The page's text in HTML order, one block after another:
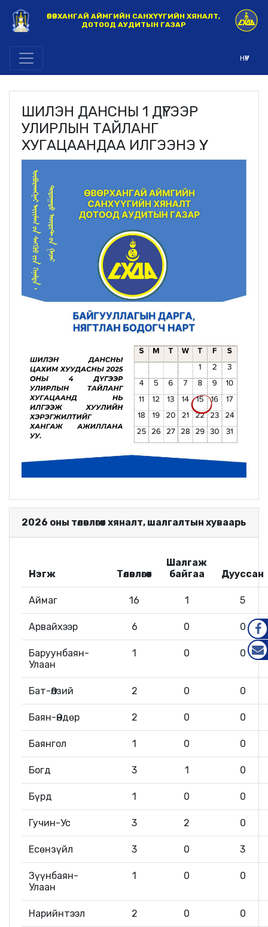
ӨВӨРХАНГАЙ АЙМГИЙН САНХҮҮГИЙН ХЯНАЛТ,
ДОТООД АУДИТЫН ГАЗАР
НҮҮР
ШИЛЭН ДАНСНЫ 1 ДҮГЭЭР
УЛИРЛЫН ТАЙЛАНГ
ХУГАЦААНДАА ИЛГЭЭНЭ ҮҮ.
2026 оны төлөвлөгөөт хяналт, шалгалтын хуваарь
Нэгж Төлөвлөгөөт
Шалгаж
байгаа
Дууссан
Аймаг 16 1 5
Арвайхээр 6 0 0
Баруунбаян-
Улаан
1 0 0
Бат-Өлзий 2 0 0
Баян-Өндөр 2 0 0
Баянгол 1 0 0
Богд 3 1 0
Бүрд 1 0 0
Гучин-Ус 3 2 0
Есөнзүйл 3 0 3
Зүүнбаян-
Улаан
1 0 0
Нарийнтээл 2 0 0